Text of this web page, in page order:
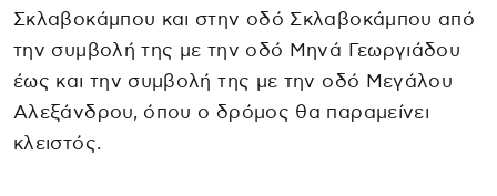
Σκλαβοκάμπου και στην οδό Σκλαβοκάμπου από
την συμβολή της με την οδό Μηνά Γεωργιάδου
έως και την συμβολή της με την οδό Μεγάλου
Αλεξάνδρου, όπου ο δρόμος θα παραμείνει
κλειστός.